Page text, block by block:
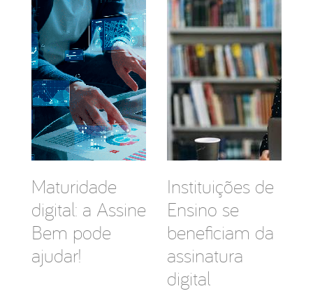
Maturidade
digital: a Assine
Bem pode
ajudar!
Instituições de
Ensino se
beneficiam da
assinatura
digital